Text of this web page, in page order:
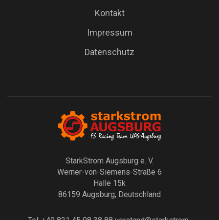
Kontakt
Impressum
Datenschutz
StarkStrom Augsburg e. V.
Werner-von-Siemens-Straße 6
Halle 15k
86159 Augsburg, Deutschland